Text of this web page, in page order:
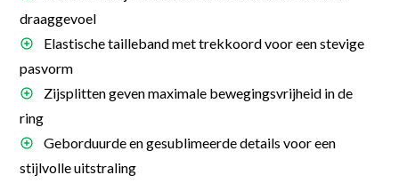
draaggevoel
Elastische tailleband met trekkoord voor een stevige
pasvorm
Zijsplitten geven maximale bewegingsvrijheid in de
ring
Geborduurde en gesublimeerde details voor een
stijlvolle uitstraling